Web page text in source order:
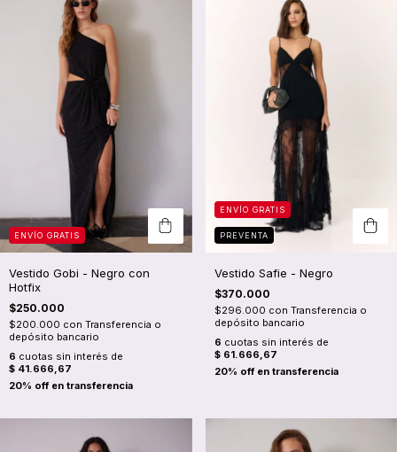
ENVÍO GRATIS
Vestido Gobi - Negro con
Hotfix
$250.000
$200.000 con Transferencia o
depósito bancario
6 cuotas sin interés de
$ 41.666,67
ENVÍO GRATIS
PREVENTA
Vestido Safie - Negro
$370.000
$296.000 con Transferencia o
depósito bancario
6 cuotas sin interés de
$ 61.666,67